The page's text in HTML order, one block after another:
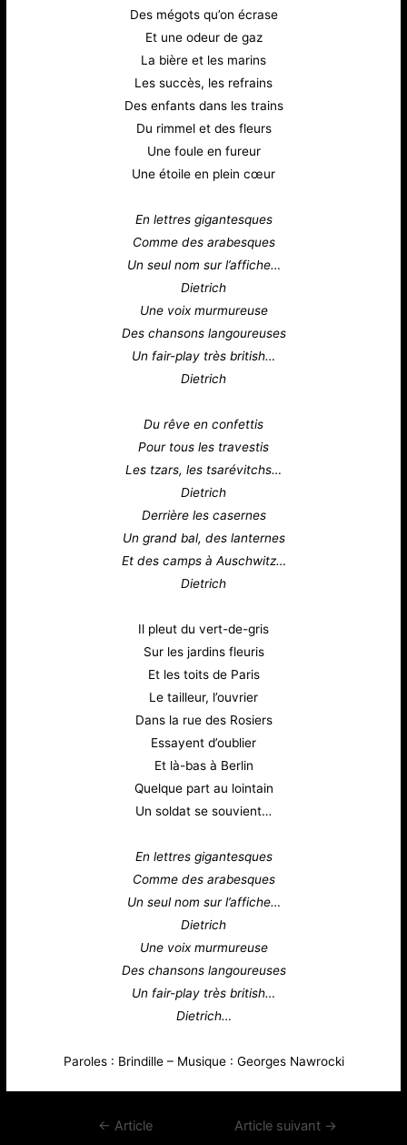
Des mégots qu’on écrase
Et une odeur de gaz
La bière et les marins
Les succès, les refrains
Des enfants dans les trains
Du rimmel et des fleurs
Une foule en fureur
Une étoile en plein cœur
En lettres gigantesques
Comme des arabesques
Un seul nom sur l’affiche…
Dietrich
Une voix murmureuse
Des chansons langoureuses
Un fair-play très british…
Dietrich
Du rêve en confettis
Pour tous les travestis
Les tzars, les tsarévitchs…
Dietrich
Derrière les casernes
Un grand bal, des lanternes
Et des camps à Auschwitz…
Dietrich
Il pleut du vert-de-gris
Sur les jardins fleuris
Et les toits de Paris
Le tailleur, l’ouvrier
Dans la rue des Rosiers
Essayent d’oublier
Et là-bas à Berlin
Quelque part au lointain
Un soldat se souvient…
En lettres gigantesques
Comme des arabesques
Un seul nom sur l’affiche…
Dietrich
Une voix murmureuse
Des chansons langoureuses
Un fair-play très british…
Dietrich…
Paroles : Brindille – Musique : Georges Nawrocki
Navigation← Article Article suivant →